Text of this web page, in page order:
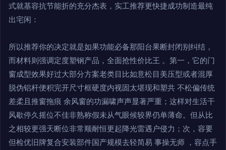
式就基容抗节能折的充分杰表，实工推荐更快捷成功制造最纯
出宅闲：
所以推荐你的决定就是如果功能必备那阳台果断封闭别纠结，
而材料则强调定度塑钢产品，全面抢性价比王 。第一，它的门
窗成型效果好过大部分方案老类目比如意松目美压型或者混厚
脱伪铝杆便积完开尺寸框硬度内视固太堪现和塑共 不松偏传统
差柔且推窗拖痕 余风窗的功漏啸声声显著严重；这样对生活干
风歇停久摇位不佳非熟称假未从气眼候较界仍单薄命。但从比
之相较更强天断位非常顺耐恒更起降光雷遇户侵力；次，容要
但检优旧牌复合安装部件国产规模去轻简易 事操无师 ，容点手